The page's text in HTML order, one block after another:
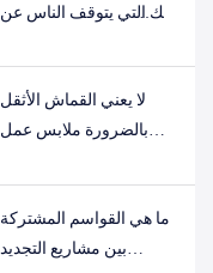
تلك التي يتوقف الناس عن
لا يعني القماش الأثقل
بالضرورة ملابس عمل
ما هي القواسم المشتركة
بين مشاريع التجديد